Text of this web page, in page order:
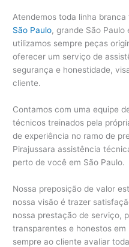
Atendemos toda linha
São Paulo, grande São Paulo
utilizamos sempre peças
oferecer um serviço de
segurança e honestidade,
cliente.
Contamos com uma equipe
técnicos treinados pela
de experiência no ramo de
Pirajussara assistência
perto de você em São Paulo.
Nossa preposição de valor
nossa visão é trazer
nossa prestação de serviço,
transparentes e honestos
sempre ao cliente avaliar